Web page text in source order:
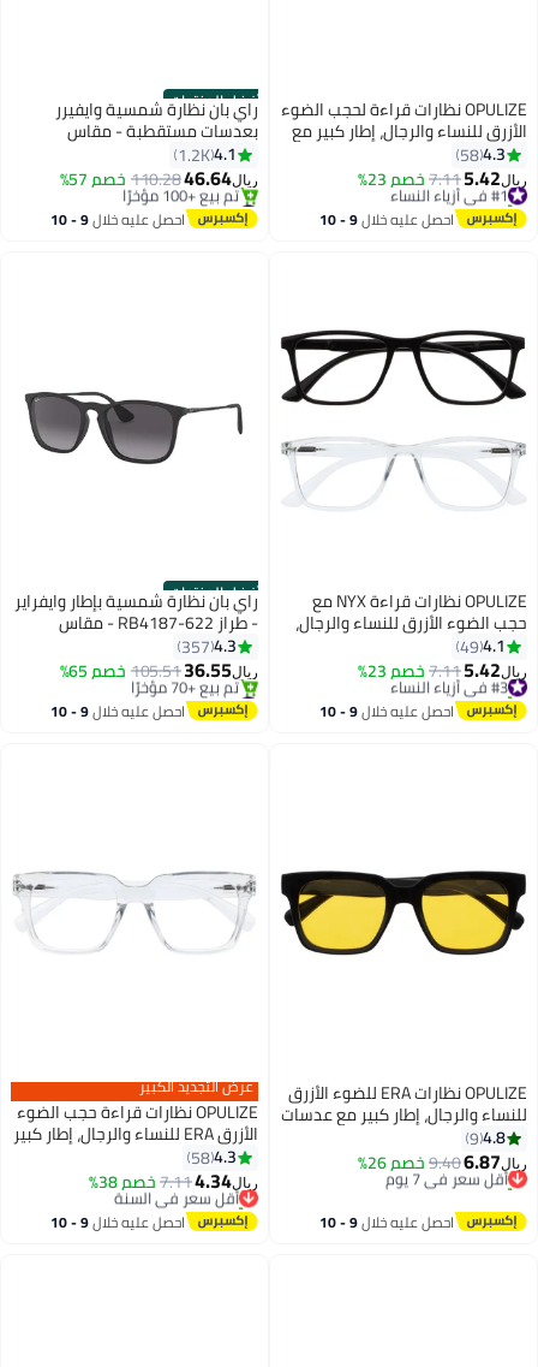
OPULIZE نظارات قراءة لحجب الضوء
الأزرق للنساء والرجال، إطار كبير مع
حماية UV400 وخصائص مضادة
للانعكاس، نظارات كمبيوتر مضادة
للتوهج، سوداء +0.00 (عبوة من 1)
4.3
58
ريال5.42
7.11خصم 23% #1 في أزياء النساء
تم بيع +30 مؤخرًا
#1 في أزياء النساء احصل عليه خلال 9 - 10
أفضل المنتجات
راي بان نظارة شمسية وايفيرر
بعدسات مستقطبة - مقاس
العدسات: 52 مم للجنسين
4.1
1.2K
ريال46.64
110.28خصم 57%
#2 في نظارات شمسية للرجال
بتخلّص بسرعة
تم بيع +100 مؤخرًا
احصل عليه خلال 9 - 10
OPULIZE نظارات قراءة NYX مع
حجب الضوء الأزرق للنساء والرجال،
إطار مستطيل مع حماية من الأشعة
فوق البنفسجية وإجهاد العين،
نظارات كمبيوتر للألعاب مضادة
للتوهج، سوداء، شفافة +0.0 (عبوة
من 2)
4.1
49
ريال5.42
7.11خصم 23% #3 في أزياء النساء
تم بيع +10 مؤخرًا
#3 في أزياء النساء احصل عليه خلال 9 - 10
أفضل المنتجات
راي بان نظارة شمسية بإطار وايفراير
- طراز RB4187-622 - مقاس
العدسة: 54 مم - لون أسود رجال
4.3
357
ريال36.55
105.51خصم 65%
#3 في نظارات شمسية للرجال
بتخلّص بسرعة
تم بيع +70 مؤخرًا
احصل عليه خلال 9 - 10
OPULIZE نظارات ERA للضوء الأزرق
للنساء والرجال، إطار كبير مع عدسات
مضادة للانعكاس ومضادة للتوهج،
نظارات خارجية وقيادة، سوداء (عبوة
من 1)
4.8
9
ريال6.87
9.40خصم 26%أقل سعر في 7 يوم
تم بيع +10 مؤخرًا
احصل عليه خلال 9 - 10
عرض التجديد الكبير
OPULIZE نظارات قراءة حجب الضوء
الأزرق ERA للنساء والرجال، إطار كبير
مع حماية UV400 ومضاد للانعكاس،
نظارات كمبيوتر مضادة للتوهج،
شفافة +2.00 (عبوة من 1)
4.3
58
ريال4.34
7.11خصم 38%
أقل سعر في السنة
تم بيع +10 مؤخرًا
أقل سعر في السنة
احصل عليه خلال 9 - 10